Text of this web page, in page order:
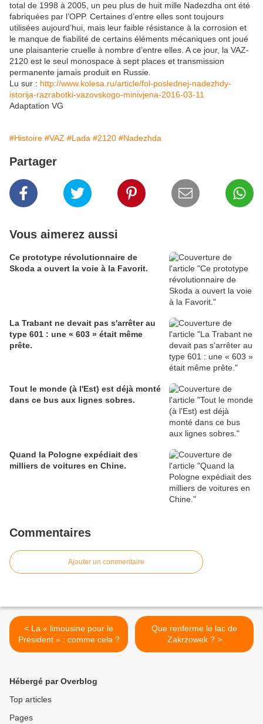
total de 1998 à 2005, un peu plus de huit mille Nadezdha ont été
fabriquées par l’OPP. Certaines d’entre elles sont toujours
utilisées aujourd’hui, mais leur faible résistance à la corrosion et
le manque de fiabilité de certains éléments mécaniques ont joué
une plaisanterie cruelle à nombre d’entre elles. A ce jour, la VAZ-
2120 est le seul monospace à sept places et transmission
permanente jamais produit en Russie.
Lu sur : http://www.kolesa.ru/article/fol-poslednej-nadezhdy-
istorija-razrabotki-vazovskogo-minivjena-2016-03-11
Adaptation VG
#Histoire #VAZ #Lada #2120 #Nadezhda
Partager
Vous aimerez aussi
Ce prototype révolutionnaire de
Skoda a ouvert la voie à la Favorit.
La Trabant ne devait pas s'arrêter au
type 601 : une « 603 » était même
prête.
Tout le monde (à l'Est) est déjà monté
dans ce bus aux lignes sobres.
Quand la Pologne expédiait des
milliers de voitures en Chine.
Commentaires
Ajouter un commentaire
< La « limousine pour le
Président » : comme cela ?
Que renferme le lac de
Zakrzowek ? >
Hébergé par Overblog
Top articles
Pages